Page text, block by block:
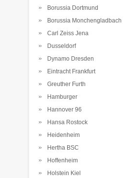
Borussia Dortmund
Borussia Monchengladbach
Carl Zeiss Jena
Dusseldorf
Dynamo Dresden
Eintracht Frankfurt
Greuther Furth
Hamburger
Hannover 96
Hansa Rostock
Heidenheim
Hertha BSC
Hoffenheim
Holstein Kiel